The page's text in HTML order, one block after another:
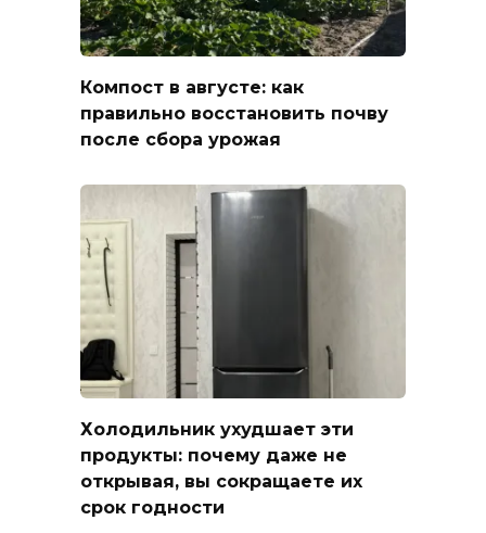
Компост в августе: как
правильно восстановить почву
после сбора урожая
Холодильник ухудшает эти
продукты: почему даже не
открывая, вы сокращаете их
срок годности